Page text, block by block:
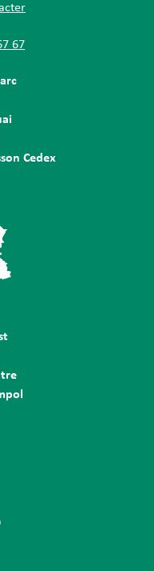
67
Cedex